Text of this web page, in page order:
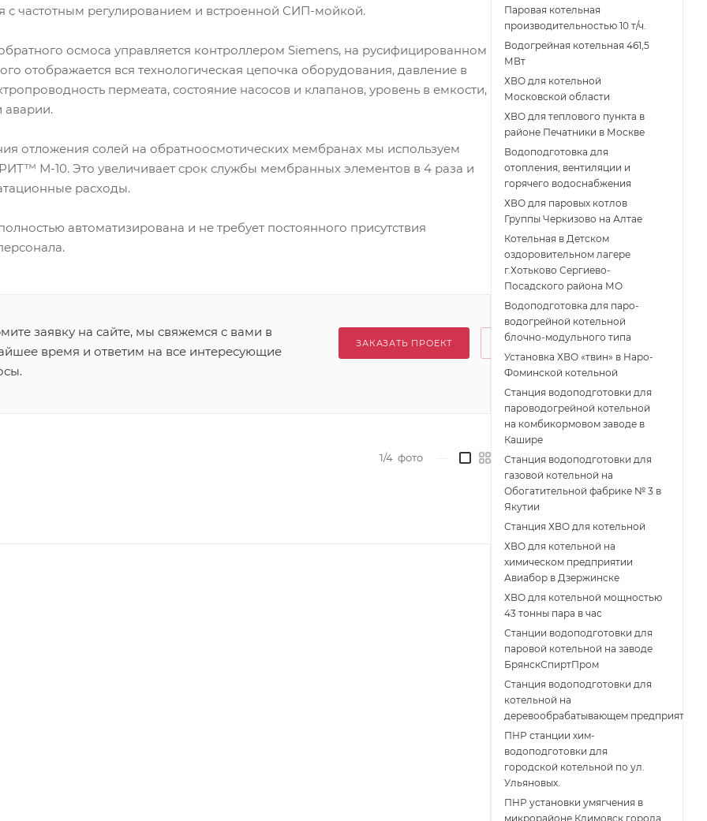
с частотным регулированием и встроенной СИП-мойкой.
осмоса управляется контроллером Siemens, на русифицированном
отображается вся технологическая цепочка оборудования, давление в
пермеата, состояние насосов и клапанов, уровень в емкости,
аварии.
отложения солей на обратноосмотических мембранах мы используем
М-10. Это увеличивает срок службы мембранных элементов в 4 раза и
расходы.
автоматизирована и не требует постоянного присутствия
заявку на сайте, мы свяжемся с вами в
время и ответим на все интересующие
ЗАКАЗАТЬ ПРОЕКТ
1/4 фото
Паровая котельная
производительностью 10 т/ч.
Водогрейная котельная 461,5
МВт
ХВО для котельной
Московской области
ХВО для теплового пункта в
районе Печатники в Москве
Водоподготовка для
отопления, вентиляции и
горячего водоснабжения
ХВО для паровых котлов
Группы Черкизово на Алтае
Котельная в Детском
оздоровительном лагере
г.Хотьково Сергиево-
Посадского района МО
Водоподготовка для паро-
водогрейной котельной
блочно-модульного типа
Установка ХВО «твин» в Наро-
Фоминской котельной
Станция водоподготовки для
пароводогрейной котельной
на комбикормовом заводе в
Кашире
Станция водоподготовки для
газовой котельной на
Обогатительной фабрике № 3 в
Якутии
Станция ХВО для котельной
ХВО для котельной на
химическом предприятии
Авиабор в Дзержинске
ХВО для котельной мощностью
43 тонны пара в час
Станции водоподготовки для
паровой котельной на заводе
БрянскСпиртПром
Станция водоподготовки для
котельной на
деревообрабатывающем предприятии
ПНР станции хим-
водоподготовки для
городской котельной по ул.
Ульяновых.
ПНР установки умягчения в
микрорайоне Климовск города